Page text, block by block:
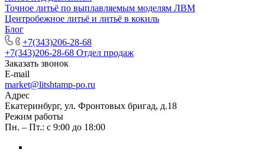
Точное литьё по выплавляемым моделям ЛВМ
Центробежное литьё и литьё в кокиль
Блог
+7(343)206-28-68
+7(343)206-28-68 Отдел продаж
Заказать звонок
E-mail
market@litshtamp-po.ru
Адрес
Екатеринбург, ул. Фронтовых бригад, д.18
Режим работы
Пн. – Пт.: с 9:00 до 18:00